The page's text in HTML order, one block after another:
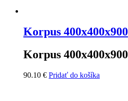
Korpus 400x400x900
Korpus 400x400x900
90.10 € Pridať do košíka